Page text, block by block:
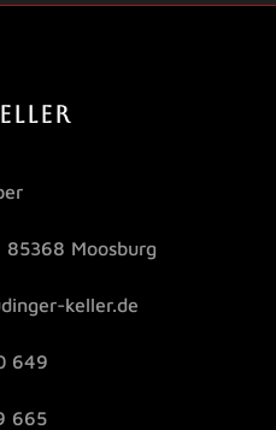
85368 Moosburg
keller.de
649
665